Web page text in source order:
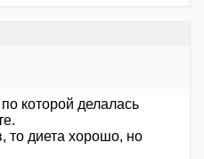
которой делалась
то диета хорошо, но